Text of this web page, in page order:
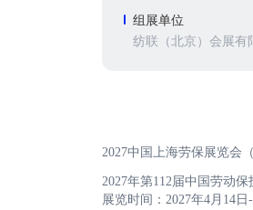
组展单位
纺联（北京）会展有
2027中国上海劳保展览会
2027年第112届中国劳动
展览时间：2027年4月14日-